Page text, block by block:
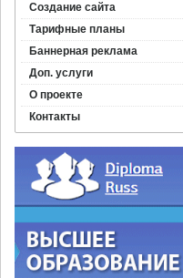
Создание сайта
Тарифные планы
Баннерная реклама
Доп. услуги
О проекте
Контакты